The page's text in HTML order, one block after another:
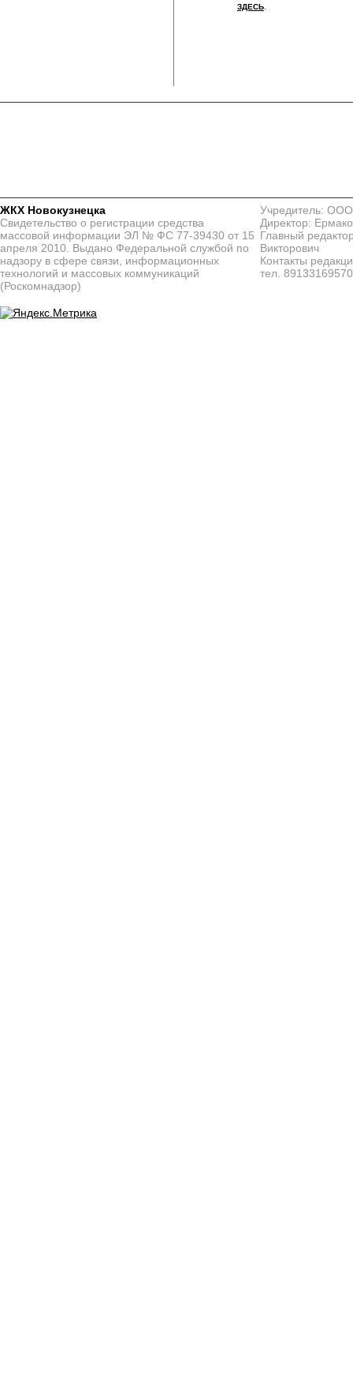
ЗДЕСЬ
ЖКХ Новокузнецка
Свидетельство о регистрации средства
массовой информации ЭЛ № ФС 77-39430 от 15
апреля 2010. Выдано Федеральной службой по
надзору в сфере связи, информационных
технологий и массовых коммуникаций
(Роскомнадзор)
Учредитель:
Директор:
Главный
Викторович
Контакты
тел. 89133169570